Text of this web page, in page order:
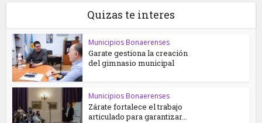
Quizas te interes
Municipios Bonaerenses
Garate gestiona la creación
del gimnasio municipal
Municipios Bonaerenses
Zárate fortalece el trabajo
articulado para garantizar...